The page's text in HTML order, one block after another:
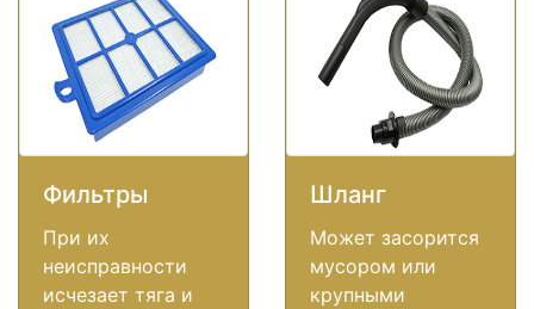
Фильтры
При их
неисправности
исчезает тяга и
Шланг
Может засорится
мусором или
крупными